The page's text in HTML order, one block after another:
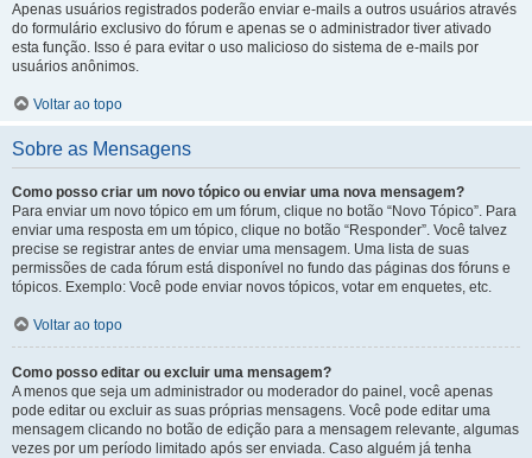
Apenas usuários registrados poderão enviar e-mails a outros usuários através
do formulário exclusivo do fórum e apenas se o administrador tiver ativado
esta função. Isso é para evitar o uso malicioso do sistema de e-mails por
usuários anônimos.
Voltar ao topo
Sobre as Mensagens
Como posso criar um novo tópico ou enviar uma nova mensagem?
Para enviar um novo tópico em um fórum, clique no botão “Novo Tópico”. Para
enviar uma resposta em um tópico, clique no botão “Responder”. Você talvez
precise se registrar antes de enviar uma mensagem. Uma lista de suas
permissões de cada fórum está disponível no fundo das páginas dos fóruns e
tópicos. Exemplo: Você pode enviar novos tópicos, votar em enquetes, etc.
Voltar ao topo
Como posso editar ou excluir uma mensagem?
A menos que seja um administrador ou moderador do painel, você apenas
pode editar ou excluir as suas próprias mensagens. Você pode editar uma
mensagem clicando no botão de edição para a mensagem relevante, algumas
vezes por um período limitado após ser enviada. Caso alguém já tenha